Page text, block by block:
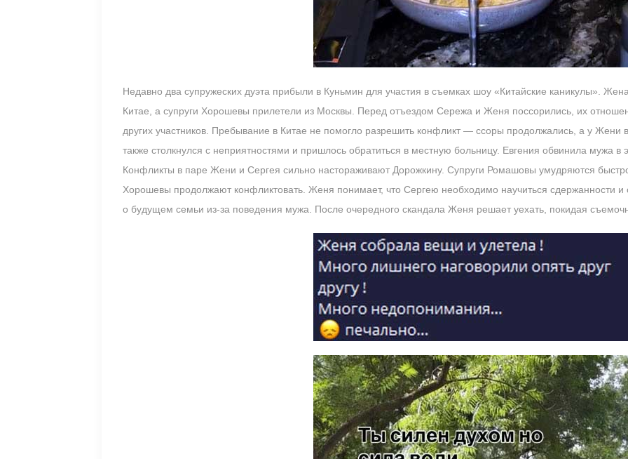
Недавно два супружеских дуэта прибыли в Куньмин для участия в съемках шоу «Китайские каникулы».
Китае, а супруги Хорошевы прилетели из Москвы. Перед отъездом Сережа и Женя поссорились, их
других участников. Пребывание в Китае не помогло разрешить конфликт — ссоры продолжались, а у Жени
также столкнулся с неприятностями и пришлось обратиться в местную больницу. Евгения обвинила мужа в
Конфликты в паре Жени и Сергея сильно настораживают Дорожкину. Супруги Ромашовы умудряются
Хорошевы продолжают конфликтовать. Женя понимает, что Сергею необходимо научиться сдержанности и
о будущем семьи из-за поведения мужа. После очередного скандала Женя решает уехать, покидая